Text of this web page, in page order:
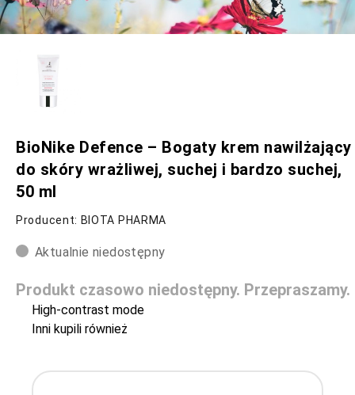
BioNike Defence – Bogaty krem nawilżający
do skóry wrażliwej, suchej i bardzo suchej,
50 ml
Producent: BIOTA PHARMA
Aktualnie niedostępny
Produkt czasowo niedostępny. Przepraszamy.
High-contrast mode
Inni kupili również